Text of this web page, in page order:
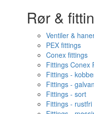
Rør &
Ventiler &
PEX fittings
Conex fittings
Fittings Conex
Fittings -
Fittings -
Fittings - sort
Fittings - rustfri